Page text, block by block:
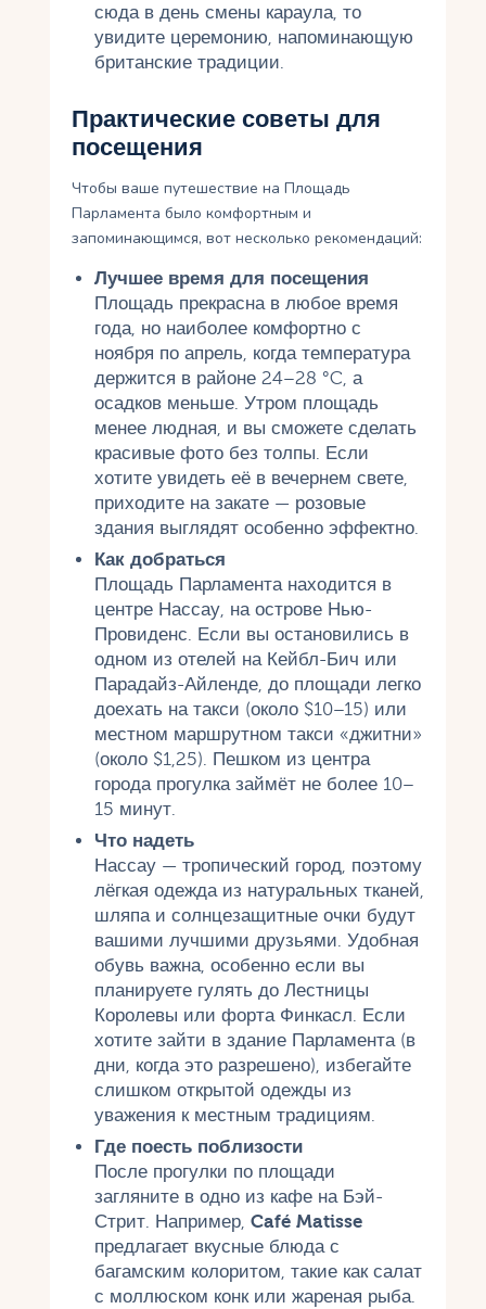
сюда в день смены караула, то
увидите церемонию, напоминающую
британские традиции.
Практические советы для
посещения
Чтобы ваше путешествие на Площадь
Парламента было комфортным и
запоминающимся, вот несколько рекомендаций:
Лучшее время для посещения
Площадь прекрасна в любое время
года, но наиболее комфортно с
ноября по апрель, когда температура
держится в районе 24–28 °C, а
осадков меньше. Утром площадь
менее людная, и вы сможете сделать
красивые фото без толпы. Если
хотите увидеть её в вечернем свете,
приходите на закате — розовые
здания выглядят особенно эффектно.
Как добраться
Площадь Парламента находится в
центре Нассау, на острове Нью-
Провиденс. Если вы остановились в
одном из отелей на Кейбл-Бич или
Парадайз-Айленде, до площади легко
доехать на такси (около $10–15) или
местном маршрутном такси «джитни»
(около $1,25). Пешком из центра
города прогулка займёт не более 10–
15 минут.
Что надеть
Нассау — тропический город, поэтому
лёгкая одежда из натуральных тканей,
шляпа и солнцезащитные очки будут
вашими лучшими друзьями. Удобная
обувь важна, особенно если вы
планируете гулять до Лестницы
Королевы или форта Финкасл. Если
хотите зайти в здание Парламента (в
дни, когда это разрешено), избегайте
слишком открытой одежды из
уважения к местным традициям.
Где поесть поблизости
После прогулки по площади
загляните в одно из кафе на Бэй-
Стрит. Например, Café Matisse
предлагает вкусные блюда с
багамским колоритом, такие как салат
с моллюском конк или жареная рыба.